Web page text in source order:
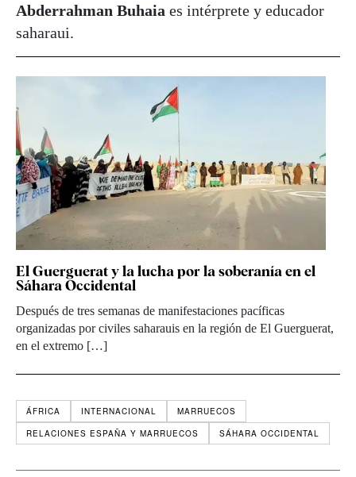
Abderrahman Buhaia es intérprete y educador
saharaui.
El Guerguerat y la lucha por la soberanía en el
Sáhara Occidental
Después de tres semanas de manifestaciones pacíficas
organizadas por civiles saharauis en la región de El Guerguerat,
en el extremo […]
ÁFRICA INTERNACIONAL
MARRUECOS
RELACIONES ESPAÑA Y MARRUECOS
SÁHARA OCCIDENTAL